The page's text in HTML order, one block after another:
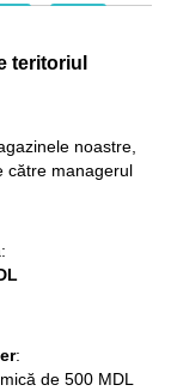
teritoriul
noastre,
către managerul
:
de 500 MDL